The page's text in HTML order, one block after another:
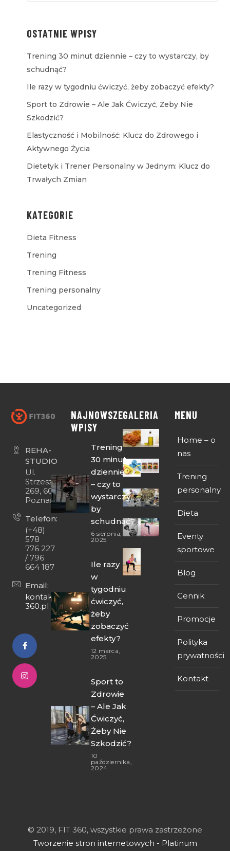
OSTATNIE WPISY
Trening 30 minut dziennie – czy to wystarczy, by
schudnąć?
Ile razy w tygodniu ćwiczyć, żeby zobaczyć efekty?
Sport to Zdrowie – Ale Jak Ćwiczyć, Żeby Nie
Szkodzić?
Elastyczność i Mobilność: Klucz do Zdrowego i
Aktywnego Życia
Dietetyk i Trener Personalny w Jednym: Klucz do
Trwałych Zmian
KATEGORIE
Dieta Fitness
Trening
Trening Fitness
Trening personalny
Uncategorized
REHA-
STUDIO
Ul.
Strzeszyńska
269, 60-474
Poznań
Telefon:
(+48)
578
776 227
/ 796
664 187
Email:
kontakt@fit-
360.pl
NAJNOWSZE
WPISY
Trening
30 minut
dziennie
– czy to
wystarczy,
by
schudnąć?
6 sierpnia,
2025
Ile razy
w
tygodniu
ćwiczyć,
żeby
zobaczyć
efekty?
12 marca,
2025
Sport to
Zdrowie
– Ale Jak
Ćwiczyć,
Żeby Nie
Szkodzić?
10
października,
2024
GALERIA MENU
Home – o
nas
Trening
personalny
Dieta
Eventy
sportowe
Blog
Cennik
Promocje
Polityka
prywatności
Kontakt
© 2019, FIT 360, wszystkie prawa zastrzeżone
Tworzenie stron internetowych - Platinum